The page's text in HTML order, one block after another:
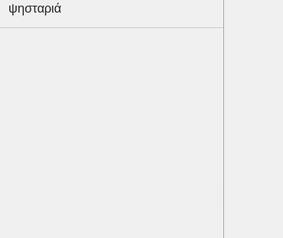
ψησταριά